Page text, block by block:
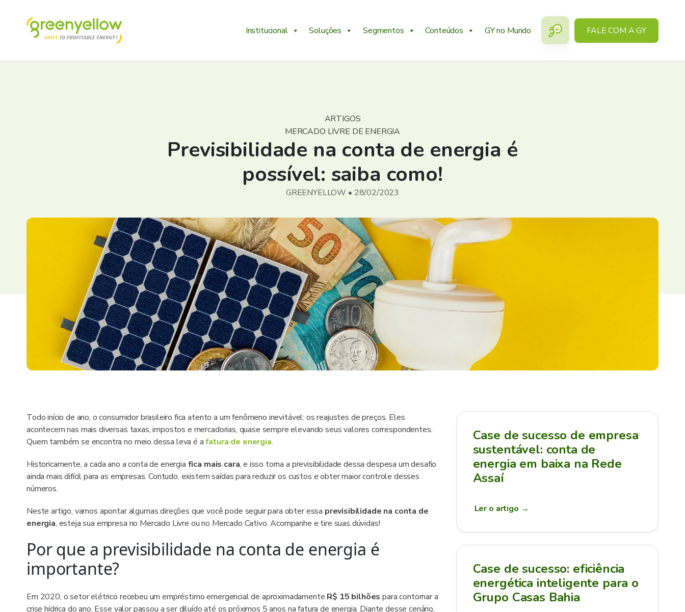
Institucional Soluções Segmentos Conteúdos GY no Mundo FALE COM A GY
ARTIGOS
MERCADO LIVRE DE ENERGIA
Previsibilidade na conta de energia é
possível: saiba como!
GREENYELLOW • 28/02/2023
Todo início de ano, o consumidor brasileiro fica atento a um fenômeno inevitável: os reajustes de preços. Eles
acontecem nas mais diversas taxas, impostos e mercadorias, quase sempre elevando seus valores correspondentes.
Quem também se encontra no meio dessa leva é afatura de energia.
Historicamente, a cada ano a conta de energia fica mais cara, e isso torna a previsibilidade dessa despesa um desafio
ainda mais difícil para as empresas. Contudo, existem saídas para reduzir os custos e obter maior controle desses
números.
Neste artigo, vamos apontar algumas direções que você pode seguir para obter essa previsibilidade na conta de
energia, esteja sua empresa no Mercado Livre ou no Mercado Cativo. Acompanhe e tire suas dúvidas!
Por que a previsibilidade na conta de energia é
importante?
Em 2020, o setor elétrico recebeu um empréstimo emergencial de aproximadamente R$ 15 bilhões para contornar a
crise hídrica do ano. Esse valor passou a ser diluído até os próximos 5 anos na fatura de energia. Diante desse cenário,
Case de sucesso de empresa
sustentável: conta de
energia em baixa na Rede
Assaí
Ler o artigo →
Case de sucesso: eficiência
energética inteligente para o
Grupo Casas Bahia